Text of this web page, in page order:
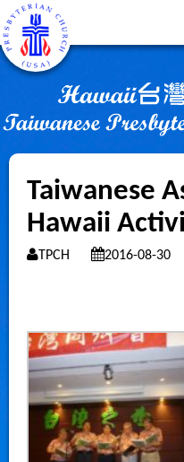
Taiwanese
Hawaii
TPCH 2016-08-30